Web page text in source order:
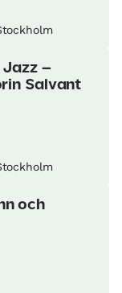
Jazz –
Salvant
och